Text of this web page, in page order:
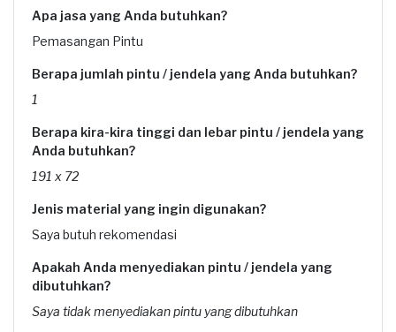
Apa jasa yang Anda butuhkan?
Pemasangan Pintu
Berapa jumlah pintu / jendela yang Anda butuhkan?
1
Berapa kira-kira tinggi dan lebar pintu / jendela yang
Anda butuhkan?
191 x 72
Jenis material yang ingin digunakan?
Saya butuh rekomendasi
Apakah Anda menyediakan pintu / jendela yang
dibutuhkan?
Saya tidak menyediakan pintu yang dibutuhkan